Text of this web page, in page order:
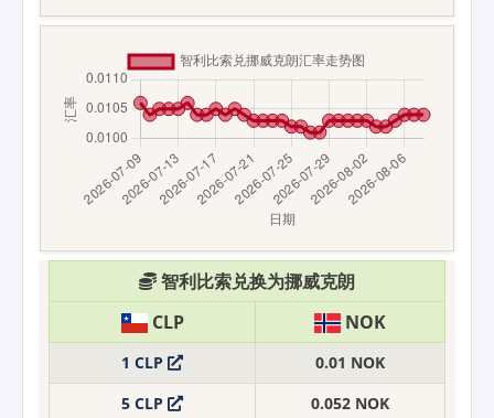
智利比索兑换为挪威克朗
CLP
NOK
1 CLP
0.01 NOK
5 CLP
0.052 NOK